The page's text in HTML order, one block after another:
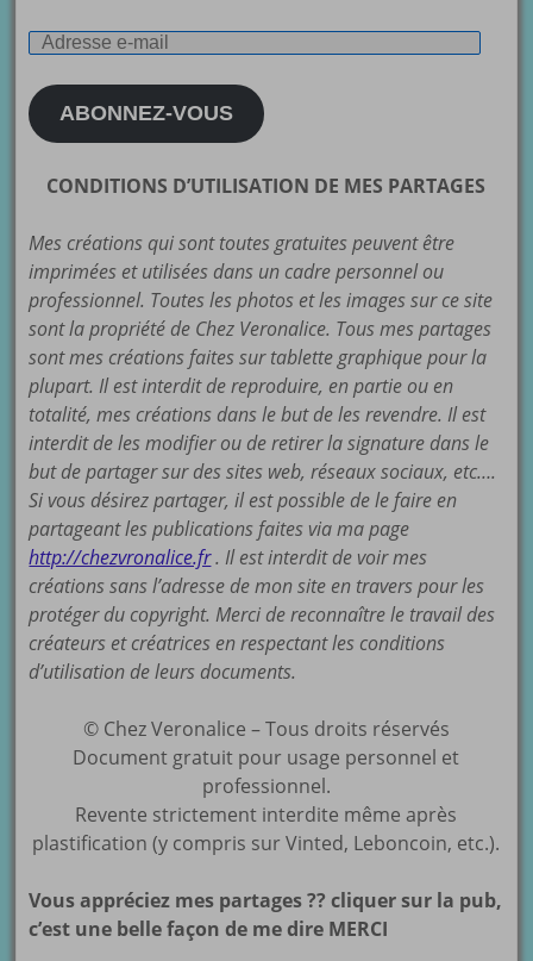
Adresse
mail
ABONNEZ-VOUS
CONDITIONS D’UTILISATION DE MES PARTAGES
Mes créations qui sont toutes gratuites peuvent être
imprimées et utilisées dans un cadre personnel ou
professionnel. Toutes les photos et les images sur ce site
sont la propriété de Chez Veronalice. Tous mes partages
sont mes créations faites sur tablette graphique pour la
plupart. Il est interdit de reproduire, en partie ou en
totalité, mes créations dans le but de les revendre. Il est
interdit de les modifier ou de retirer la signature dans le
but de partager sur des sites web, réseaux sociaux, etc….
Si vous désirez partager, il est possible de le faire en
partageant les publications faites via ma page
http://chezvronalice.fr. Il est interdit de voir mes
créations sans l’adresse de mon site en travers pour les
protéger du copyright. Merci de reconnaître le travail des
créateurs et créatrices en respectant les conditions
d’utilisation de leurs documents.
© Chez Veronalice – Tous droits réservés
Document gratuit pour usage personnel et
professionnel.
Revente strictement interdite même après
plastification (y compris sur Vinted, Leboncoin, etc.).
Vous appréciez mes partages ?? cliquer sur la pub,
c’est une belle façon de me dire MERCI